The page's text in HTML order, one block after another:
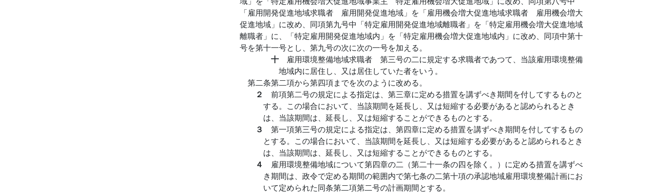
「雇用開発促進地域求職者 雇用開発促進地域」を「雇用機会増大促進地域求職者 雇用機会増大
促進地域」に改め、同項第九号中「特定雇用開発促進地域離職者」を「特定雇用機会増大促進地域
離職者」に、「特定雇用開発促進地域内」を「特定雇用機会増大促進地域内」に改め、同項中第十
号を第十一号とし、第九号の次に次の一号を加える。
十 雇用環境整備地域求職者 第三号の二に規定する求職者であつて、当該雇用環境整備
地域内に居住し、又は居住していた者をいう。
第二条第二項から第四項までを次のように改める。
２ 前項第二号の規定による指定は、第三章に定める措置を講ずべき期間を付してするものと
する。この場合において、当該期間を延長し、又は短縮する必要があると認められるとき
は、当該期間は、延長し、又は短縮することができるものとする。
３ 第一項第三号の規定による指定は、第四章に定める措置を講ずべき期間を付してするもの
とする。この場合において、当該期間を延長し、又は短縮する必要があると認められるとき
は、当該期間は、延長し、又は短縮することができるものとする。
４ 雇用環境整備地域について第四章の二（第二十一条の四を除く。）に定める措置を講ずべ
き期間は、政令で定める期間の範囲内で第七条の二第十項の承認地域雇用環境整備計画にお
いて定められた同条第二項第二号の計画期間とする。